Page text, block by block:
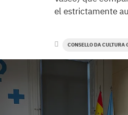
el estrictamente
CONSELLO DA CULTURA